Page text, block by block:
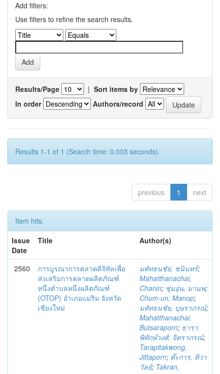
Add filters:
Use filters to refine the search results.
Results/Page | Sort items by
In order
Authors/record
Results 1-1 of 1 (Search time: 0.003 seconds).
previous 1 next
Item hits:
Issue
Date
Title Author(s)
2560
การบูรณาการตลาดดิจิทัลเพื่อ
ส่งเสริมการตลาดผลิตภัณฑ์
หนึ่งตำบลหนึ่งผลิตภัณฑ์
(OTOP) อำเภอแม่ริม จังหวัด
เชียงใหม่
มหัทธนชัย, ชนินทร์;
Mahatthanachai,
Chanin; ชุ่มอุ่น, มานพ;
Chum-un, Manop;
มหัทธนชัย, บุษราภรณ์;
Mahatthanachai,
Butsaraporn; ธารา
พิทักษ์วงศ์, จิตราภรณ์;
Tarapitakwong,
Jittaporn; ต๊ะการ, ทิวา
วัลย์; Takran,